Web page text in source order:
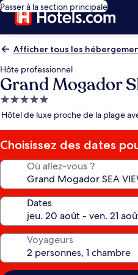
Passer à la section principale
Afficher tous les
Hôte professionnel
Grand Mogador
Hébergement
5.0 étoiles
Hôtel de luxe proche de la plage
Choisissez des dates
Où allez-vous ?
Dates
Voyageurs